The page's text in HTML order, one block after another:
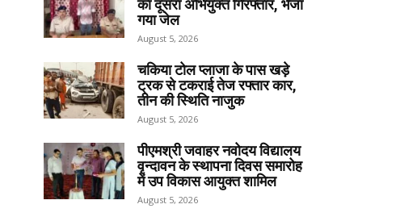
का दूसरा अभियुक्त गिरफ्तार, भेजा
गया जेल
August 5, 2026
चकिया टोल प्लाजा के पास खड़े
ट्रक से टकराई तेज रफ्तार कार,
तीन की स्थिति नाजुक
August 5, 2026
पीएमश्री जवाहर नवोदय विद्यालय
वृन्दावन के स्थापना दिवस समारोह
में उप विकास आयुक्त शामिल
August 5, 2026